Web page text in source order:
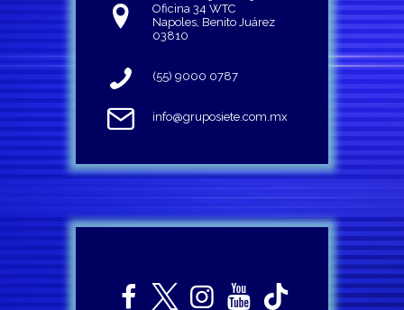
Oficina 34 WTC
Napoles, Benito Juárez
03810
(55) 9000 0787
info@gruposiete.com.mx